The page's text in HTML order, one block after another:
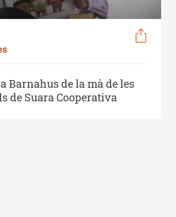
Barnahus de la mà de les
de Suara Cooperativa